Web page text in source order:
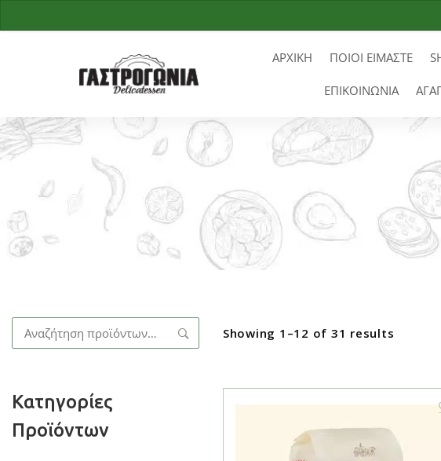
ΑΡΧΙΚΗ ΠΟΙΟΙ ΕΙΜΑΣΤΕ
ΕΠΙΚΟΙΝΩΝΙΑ
Αναζήτηση
για:
Κατηγορίες
Προϊόντων
Showing 1–12 of 31 results